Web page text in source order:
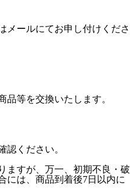
メールにてお申し付けくださ
品等を交換いたします。
認ください。
ますが、万一、初期不良・破
には、商品到着後7日以内に